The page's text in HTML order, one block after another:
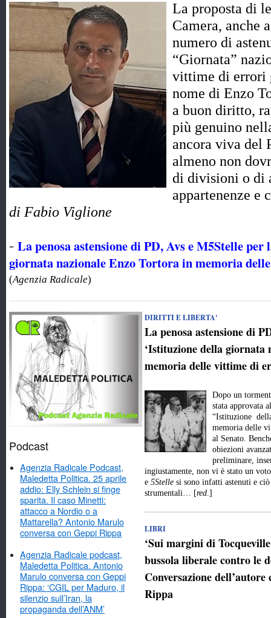
La proposta di
Camera, anche
numero di
“Giornata”
vittime di
nome di Enzo
a buon diritto,
più genuino
ancora viva del
almeno non
di divisioni o di
appartenenze
di Fabio Viglione
- La penosa astensione di PD, Avs e M5Stelle
giornata nazionale Enzo Tortora in memoria
(Agenzia Radicale)
Podcast
Agenzia Radicale Podcast,
Maledetta Politica. 25 aprile
addio: Elly Schlein si finge
sparita. Il caso Minetti:
attacco a Nordio o a
Mattarella? Antonio Marulo
conversa con Geppi Rippa
Agenzia Radicale podcast,
Maledetta Politica. Antonio
Marulo conversa con Geppi
Rippa: ‘CGIL per Maduro, il
silenzio sull’Iran, la
propaganda dell’ANM’
DIRITTI E LIBERTA'
La penosa astensione di
‘Istituzione della
memoria delle vittime di
Dopo un
stata approvata
“Istituzione
memoria delle
al Senato.
obiezioni
preliminare,
ingiustamente, non vi è stato un
e 5Stelle si sono infatti astenuti e
strumentali… [red.]
LIBRI
‘Sui margini di
bussola liberale contro le
Conversazione
Rippa